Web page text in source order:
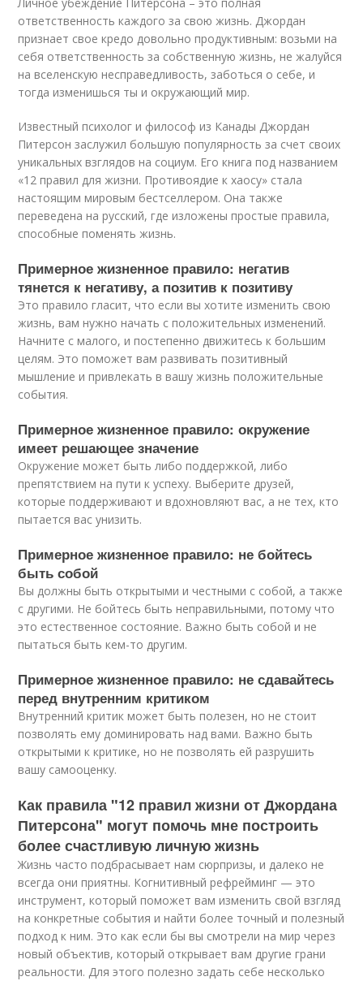
ответственность каждого за свою жизнь. Джордан
признает свое кредо довольно продуктивным: возьми на
себя ответственность за собственную жизнь, не жалуйся
на вселенскую несправедливость, заботься о себе, и
тогда изменишься ты и окружающий мир.
Известный психолог и философ из Канады Джордан
Питерсон заслужил большую популярность за счет своих
уникальных взглядов на социум. Его книга под названием
«12 правил для жизни. Противоядие к хаосу» стала
настоящим мировым бестселлером. Она также
переведена на русский, где изложены простые правила,
способные поменять жизнь.
Примерное жизненное правило: негатив
тянется к негативу, а позитив к позитиву
Это правило гласит, что если вы хотите изменить свою
жизнь, вам нужно начать с положительных изменений.
Начните с малого, и постепенно движитесь к большим
целям. Это поможет вам развивать позитивный
мышление и привлекать в вашу жизнь положительные
события.
Примерное жизненное правило: окружение
имеет решающее значение
Окружение может быть либо поддержкой, либо
препятствием на пути к успеху. Выберите друзей,
которые поддерживают и вдохновляют вас, а не тех, кто
пытается вас унизить.
Примерное жизненное правило: не бойтесь
быть собой
Вы должны быть открытыми и честными с собой, а также
с другими. Не бойтесь быть неправильными, потому что
это естественное состояние. Важно быть собой и не
пытаться быть кем-то другим.
Примерное жизненное правило: не сдавайтесь
перед внутренним критиком
Внутренний критик может быть полезен, но не стоит
позволять ему доминировать над вами. Важно быть
открытыми к критике, но не позволять ей разрушить
вашу самооценку.
Как правила "12 правил жизни от Джордана
Питерсона" могут помочь мне построить
более счастливую личную жизнь
Жизнь часто подбрасывает нам сюрпризы, и далеко не
всегда они приятны. Когнитивный рефрейминг — это
инструмент, который поможет вам изменить свой взгляд
на конкретные события и найти более точный и полезный
подход к ним. Это как если бы вы смотрели на мир через
новый объектив, который открывает вам другие грани
реальности. Для этого полезно задать себе несколько